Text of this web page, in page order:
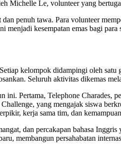
Michelle Le, volunteer yang
penuh tawa. Para volunteer
kesempatan emas bagi
kelompok didampingi oleh
Seluruh aktivitas dikemas
ini. Pertama, Telephone
yang mengajak siswa
kerja sama tim, dan
dan percakapan bahasa
membangun persahabatan